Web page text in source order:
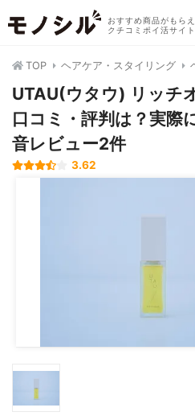
おすすめ商品がもら
クチコミポイ活サイト
TOP ヘアケア・スタイリング
UTAU(ウタウ) リッチ
口コミ・評判は？実際
音レビュー2件
3.62